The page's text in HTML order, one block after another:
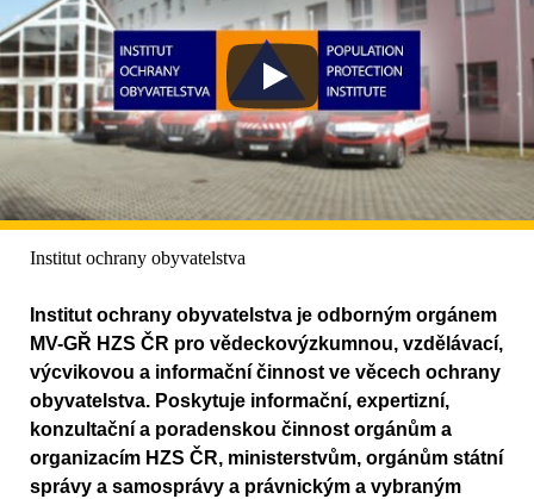
Institut ochrany obyvatelstva
Institut ochrany obyvatelstva je odborným orgánem
MV-GŘ HZS ČR pro vědeckovýzkumnou, vzdělávací,
výcvikovou a informační činnost ve věcech ochrany
obyvatelstva. Poskytuje informační, expertizní,
konzultační a poradenskou činnost orgánům a
organizacím HZS ČR, ministerstvům, orgánům státní
správy a samosprávy a právnickým a vybraným